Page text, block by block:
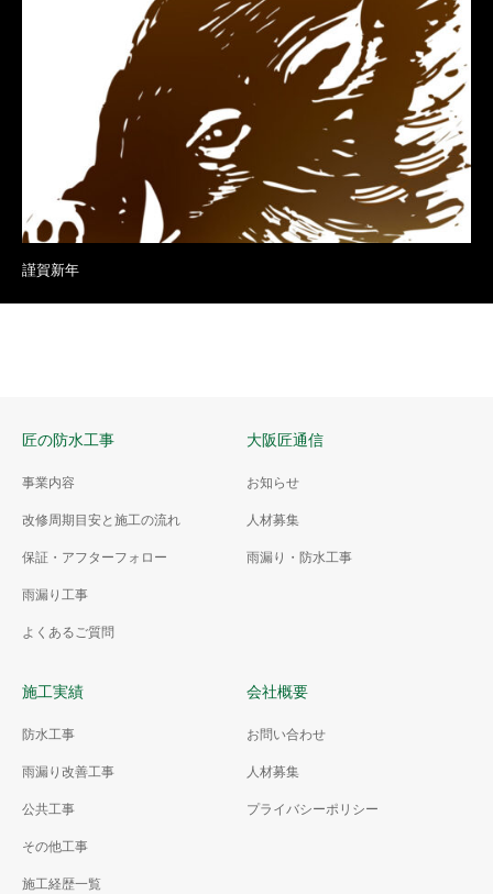
謹賀新年
匠の防水工事
事業内容
改修周期目安と施工の流れ
保証・アフターフォロー
雨漏り工事
よくあるご質問
大阪匠通信
お知らせ
人材募集
雨漏り・防水工事
施工実績
防水工事
雨漏り改善工事
公共工事
その他工事
施工経歴一覧
会社概要
お問い合わせ
人材募集
プライバシーポリシー